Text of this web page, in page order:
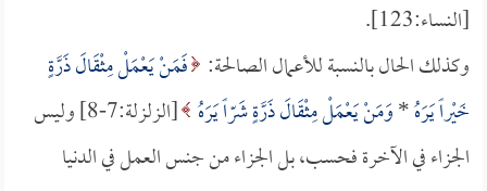
[النساء:123].
وكذلك الحال بالنسبة للأعمال الصالحة: فَمَنْ يَعْمَلْ مِثْقَالَ ذَرَّةٍ
خَيْراً يَرَهُ*وَمَنْ يَعْمَلْ مِثْقَالَ ذَرَّةٍ شَرّاً يَرَهُ
[الزلزلة:7-8] وليس
الجزاء في الآخرة فحسب، بل الجزاء من جنس العمل في الدنيا